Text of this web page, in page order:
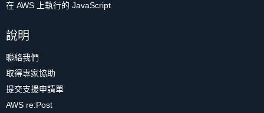
在 AWS 上執行的 JavaScript
說明
聯絡我們
取得專家協助
提交支援申請單
AWS re:Post